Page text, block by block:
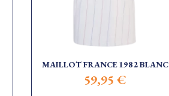
MAILLOT FRANCE 1982 BLANC
59,95 €